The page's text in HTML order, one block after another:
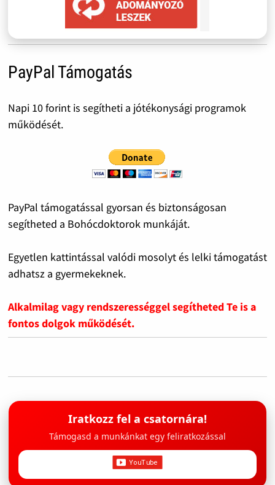
PayPal Támogatás
Napi 10 forint is segítheti a jótékonysági programok
működését.
PayPal támogatással gyorsan és biztonságosan
segítheted a Bohócdoktorok munkáját.
Egyetlen kattintással valódi mosolyt és lelki támogatást
adhatsz a gyermekeknek.
Alkalmilag vagy rendszerességgel segítheted Te is a
fontos dolgok működését.
Iratkozz fel a csatornára!
Támogasd a munkánkat egy feliratkozással